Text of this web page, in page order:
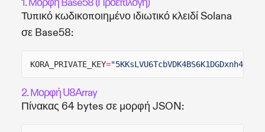
Τυπικό κωδικοποιημένο ιδιωτικό κλειδί Solana
σε Base58:
KORA_PRIVATE_KEY=
2. Μορφή U8Array
Πίνακας 64 bytes σε μορφή JSON: